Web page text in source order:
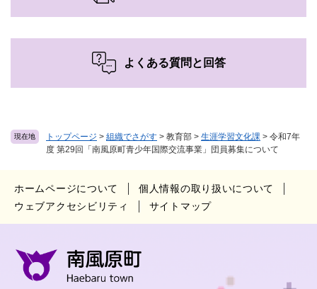
現在地 トップページ > 組織でさがす > 教育部 > 生涯学習文化課 > 令和7年
度 第29回「南風原町青少年国際交流事業」団員募集について
よくある質問と回答
ホームページについて
個人情報の取り扱いについて
ウェブアクセシビリティ
サイトマップ